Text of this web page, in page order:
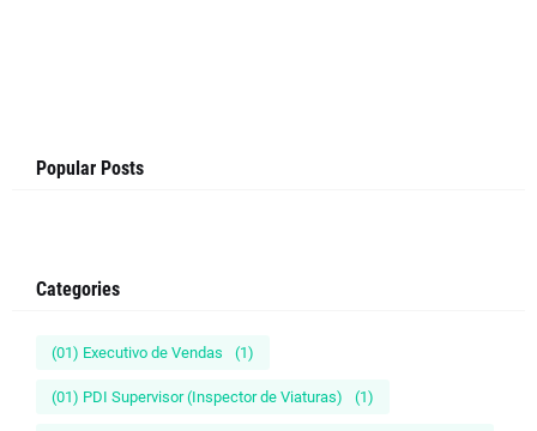
Popular Posts
Categories
(01) Executivo de Vendas (1)
(01) PDI Supervisor (Inspector de Viaturas) (1)